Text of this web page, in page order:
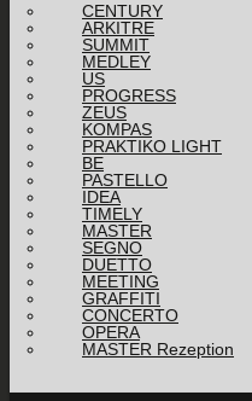
CENTURY
ARKITRE
SUMMIT
MEDLEY
US
PROGRESS
ZEUS
KOMPAS
PRAKTIKO LIGHT
BE
PASTELLO
IDEA
TIMELY
MASTER
SEGNO
DUETTO
MEETING
GRAFFITI
CONCERTO
OPERA
MASTER Rezeption